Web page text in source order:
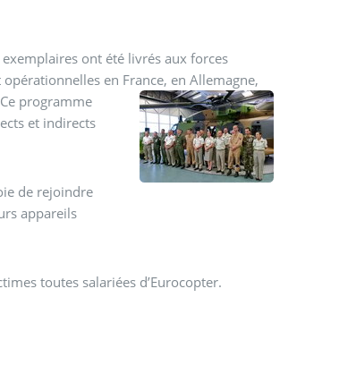
ont été livrés aux forces
en France, en Allemagne,
Ce programme
et indirects
de rejoindre
appareils
toutes salariées d’Eurocopter.